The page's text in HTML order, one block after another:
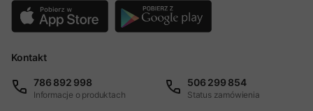
Kontakt
786 892 998
Informacje o produktach
506 299 854
Status zamówienia